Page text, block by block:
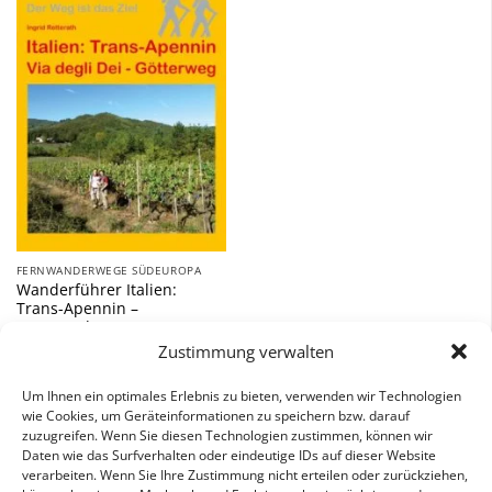
Zustimmung verwalten
Um Ihnen ein optimales Erlebnis zu bieten, verwenden wir Technologien
wie Cookies, um Geräteinformationen zu speichern bzw. darauf
zuzugreifen. Wenn Sie diesen Technologien zustimmen, können wir
Daten wie das Surfverhalten oder eindeutige IDs auf dieser Website
verarbeiten. Wenn Sie Ihre Zustimmung nicht erteilen oder zurückziehen,
Zu
Wunschliste
hinzufügen
FERNWANDERWEGE SÜDEUROPA
Wanderführer Italien:
Trans-Apennin –
Fernwanderweg
inkl. 7 % MwSt.